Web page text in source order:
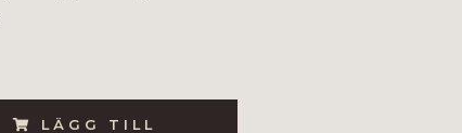
LÄGG TILL